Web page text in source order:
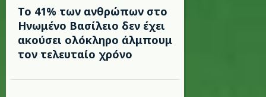
Το 41% των ανθρώπων στο
Ηνωμένο Βασίλειο δεν έχει
ακούσει ολόκληρο άλμπουμ
τον τελευταίο χρόνο